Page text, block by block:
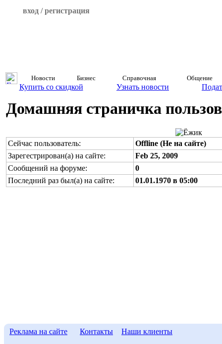
вход / регистрация
Новости Бизнес Справочная Общение
Купить со скидкой Узнать новости
Домашняя страничка
Сейчас пользователь:
Offline (Не на сайте)
Зарегестрирован(а) на сайте:
Feb 25, 2009
Сообщений на форуме:
0
Последний раз был(а) на сайте:
01.01.1970 в 05:00
Реклама на сайте Контакты Наши клиенты